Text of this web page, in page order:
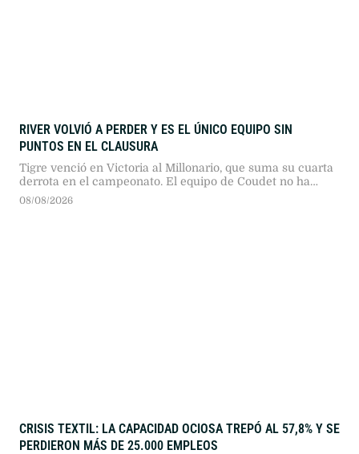
RIVER VOLVIÓ A PERDER Y ES EL ÚNICO EQUIPO SIN
PUNTOS EN EL CLAUSURA
Tigre venció en Victoria al Millonario, que suma su cuarta
derrota en el campeonato. El equipo de Coudet no ha
podido marcar goles desde que comenzó el torneo.
08/08/2026
CRISIS TEXTIL: LA CAPACIDAD OCIOSA TREPÓ AL 57,8% Y SE
PERDIERON MÁS DE 25.000 EMPLEOS